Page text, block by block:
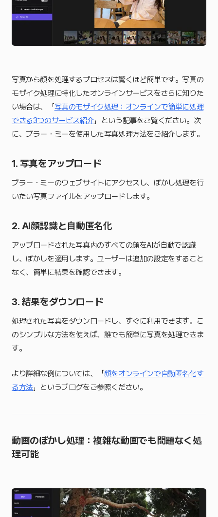
写真から顔を処理するプロセスは驚くほど簡単です。写真の
モザイク処理に特化したオンラインサービスをさらに知りた
い場合は、「写真のモザイク処理：オンラインで簡単に処理
できる3つのサービス紹介」という記事をご覧ください。次
に、ブラー・ミーを使用した写真処理方法をご紹介します。
1. 写真をアップロード
ブラー・ミーのウェブサイトにアクセスし、ぼかし処理を行
いたい写真ファイルをアップロードします。
2. AI顔認識と自動匿名化
アップロードされた写真内のすべての顔をAIが自動で認識
し、ぼかしを適用します。ユーザーは追加の設定をすること
なく、簡単に結果を確認できます。
3. 結果をダウンロード
処理された写真をダウンロードし、すぐに利用できます。こ
のシンプルな方法を使えば、誰でも簡単に写真を処理できま
す。
より詳細な例については、「顔をオンラインで自動匿名化す
る方法 」というブログをご参照ください。
動画のぼかし処理：複雑な動画でも問題なく処
理可能